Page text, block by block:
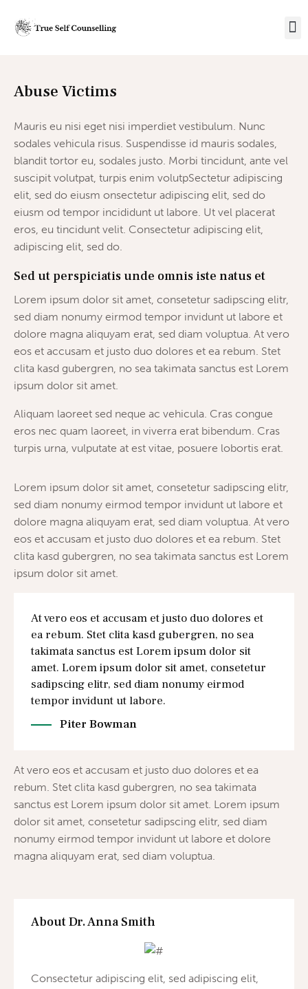
Abuse Victims
Mauris eu nisi eget nisi imperdiet vestibulum. Nunc
sodales vehicula risus. Suspendisse id mauris sodales,
blandit tortor eu, sodales justo. Morbi tincidunt, ante vel
suscipit volutpat, turpis enim volutpSectetur adipiscing
elit, sed do eiusm onsectetur adipiscing elit, sed do
eiusm od tempor incididunt ut labore. Ut vel placerat
eros, eu tincidunt velit. Consectetur adipiscing elit,
adipiscing elit, sed do.
Sed ut perspiciatis unde omnis iste natus et
Lorem ipsum dolor sit amet, consetetur sadipscing elitr,
sed diam nonumy eirmod tempor invidunt ut labore et
dolore magna aliquyam erat, sed diam voluptua. At vero
eos et accusam et justo duo dolores et ea rebum. Stet
clita kasd gubergren, no sea takimata sanctus est Lorem
ipsum dolor sit amet.
Aliquam laoreet sed neque ac vehicula. Cras congue
eros nec quam laoreet, in viverra erat bibendum. Cras
turpis urna, vulputate at est vitae, posuere lobortis erat.
Lorem ipsum dolor sit amet, consetetur sadipscing elitr,
sed diam nonumy eirmod tempor invidunt ut labore et
dolore magna aliquyam erat, sed diam voluptua. At vero
eos et accusam et justo duo dolores et ea rebum. Stet
clita kasd gubergren, no sea takimata sanctus est Lorem
ipsum dolor sit amet.
At vero eos et accusam et justo duo dolores et
ea rebum. Stet clita kasd gubergren, no sea
takimata sanctus est Lorem ipsum dolor sit
amet. Lorem ipsum dolor sit amet, consetetur
sadipscing elitr, sed diam nonumy eirmod
tempor invidunt ut labore.
Piter Bowman
At vero eos et accusam et justo duo dolores et ea
rebum. Stet clita kasd gubergren, no sea takimata
sanctus est Lorem ipsum dolor sit amet. Lorem ipsum
dolor sit amet, consetetur sadipscing elitr, sed diam
nonumy eirmod tempor invidunt ut labore et dolore
magna aliquyam erat, sed diam voluptua.
About Dr. Anna Smith
Consectetur adipiscing elit, sed adipiscing elit,